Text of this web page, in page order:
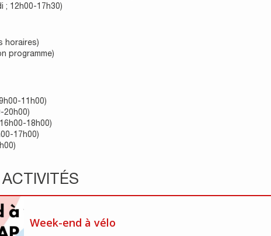
; 12h00-17h30)
horaires)
programme)
11h00)
20h00)
18h00)
17h00)
Week-end à vélo